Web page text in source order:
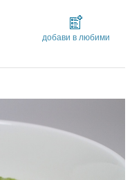
добави в любими